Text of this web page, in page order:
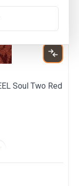
Soul Two Red